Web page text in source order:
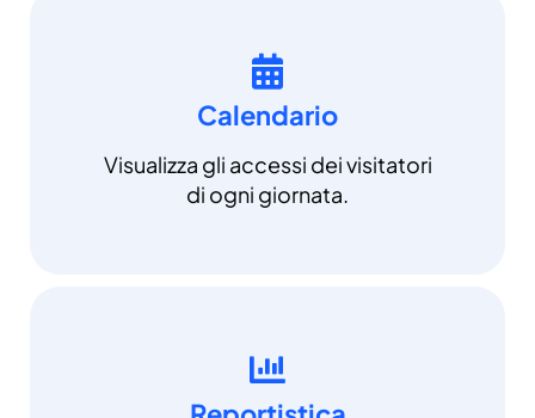
Calendario
Visualizza gli accessi dei visitatori
di ogni giornata.